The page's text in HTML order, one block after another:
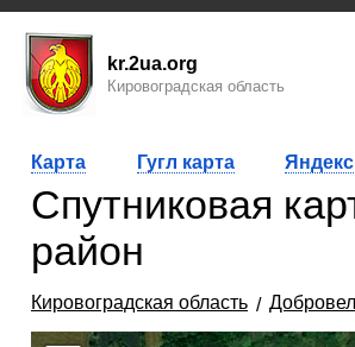
kr.2ua.org
Кировоградская область
Карта Гугл карта
Спутниковая
район
Кировоградская область